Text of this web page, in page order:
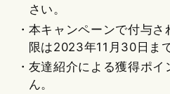
さい。
本キャンペーンで付与さ
限は2023年11月30日ま
友達紹介による獲得ポ
ん。